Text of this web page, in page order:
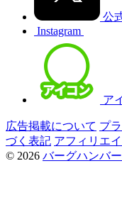
公
Instagram
ア
広告掲載について プ
づく表記 アフィリエ
© 2026 バーグハンバ